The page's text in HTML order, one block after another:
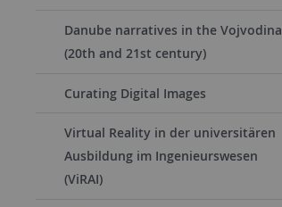
Danube narratives in the Vojvodina
(20th and 21st century)
Curating Digital Images
Virtual Reality in der universitären
Ausbildung im Ingenieurswesen
(ViRAI)